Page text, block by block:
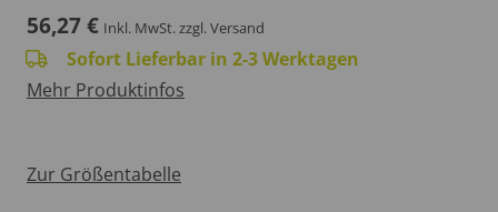
56,27€ Inkl. MwSt.zzgl. Versand
Sofort Lieferbar in 2-3 Werktagen
Mehr Produktinfos
Zur Größentabelle